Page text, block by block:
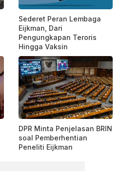
Sederet Peran Lembaga
Eijkman, Dari
Pengungkapan Teroris
Hingga Vaksin
DPR Minta Penjelasan BRIN
soal Pemberhentian
Peneliti Eijkman